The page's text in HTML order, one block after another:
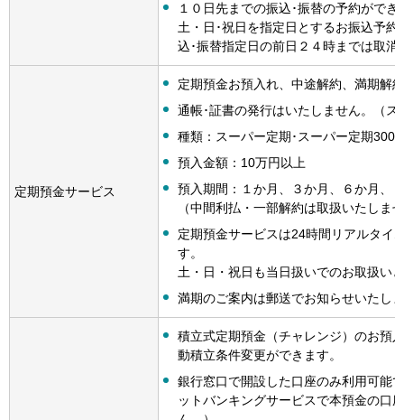
１０日先までの振込･振替の予約がで
土・日･祝日を指定日とするお振込予約
込･振替指定日の前日２４時までは取消
定期預金サービス
定期預金お預入れ、中途解約、満期解
通帳･証書の発行はいたしません。（ス
種類：スーパー定期･スーパー定期300
預入金額：10万円以上
預入期間：１か月、３か月、６か月、
（中間利払・一部解約は取扱いたしま
定期預金サービスは24時間リアルタイ
す。
土・日・祝日も当日扱いでのお取扱い
満期のご案内は郵送でお知らせいたし
積立式定期預金（チャレンジ）のお預
動積立条件変更ができます。
銀行窓口で開設した口座のみ利用可能
ットバンキングサービスで本預金の口